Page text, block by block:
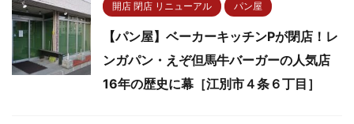
開店 閉店 リニューアル パン屋
【パン屋】ベーカーキッチンPが閉店！レ
ンガパン・えぞ但馬牛バーガーの人気店
16年の歴史に幕［江別市４条６丁目］